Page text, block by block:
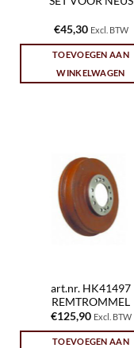
€45,30 Excl. BTW
TOEVOEGEN AAN
WINKELWAGEN
art.nr. HK41497
REMTROMMEL
€125,90 Excl. BTW
TOEVOEGEN AAN